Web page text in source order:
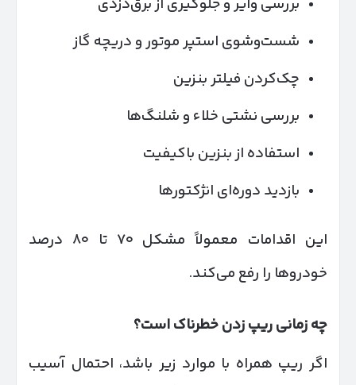
شست‌وشوی استپر موتور و دریچه گاز
چک‌کردن فیلتر بنزین
بررسی نشتی خلاء و شلنگ‌ها
استفاده از بنزین باکیفیت
بازدید دوره‌ای انژکتورها
این اقدامات معمولاً مشکل ۷۰ تا ۸۰ درصد
خودروها را رفع می‌کند.
چه زمانی ریپ زدن خطرناک است؟
اگر ریپ همراه با موارد زیر باشد، احتمال آسیب